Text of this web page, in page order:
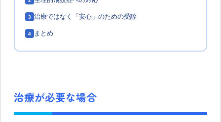
3 治療ではなく「安心」のための受診
4 まとめ
治療が必要な場合